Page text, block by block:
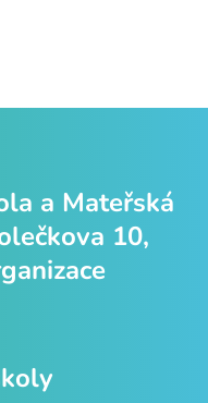
a Mateřská
10,